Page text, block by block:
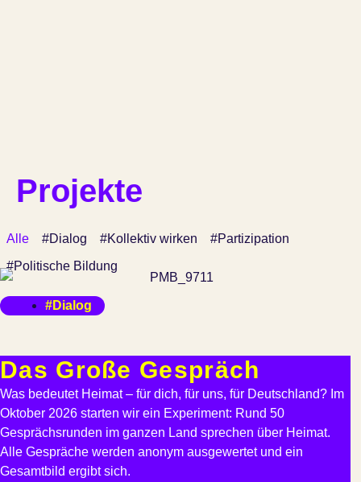
Projekte
#Dialog #Kollektiv wirken
#Partizipation
#Politische Bildung
Alle
#Dialog
Das Große Gespräch
Was bedeutet Heimat – für dich, für uns, für Deutschland? Im
Oktober 2026 starten wir ein Experiment: Rund 50
Gesprächsrunden im ganzen Land sprechen über Heimat.
Alle Gespräche werden anonym ausgewertet und ein
Gesamtbild ergibt sich.